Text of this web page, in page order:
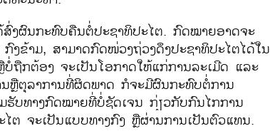
ງ​ຜົນ​ກະທົບ​ຄືນຕໍ່​ປະຊາທິປະ​ໄຕ. ກົດໝາຍ​ອາດ​ຈະ​
ຂ້າມ, ສາມາດ​ກົດ​ໜ່ວງ​ຖ່ວງ​ດຶງປະຊາທິປະ​ໄຕ​ໄດ້ໃນ
ຖືກຕ້ອງ ຈະເປັນໂອກາດໃຫ້ແກ່ການລະເມີດ ແລະ
ຫຼື​ຕຸລາການ​ທີ່​ຜິດພາດ ກໍ​ຈະ​ມີ​ຜົນ​ກະທົບ​ຕໍ່​ການ​
ຮັບທາງກົດໝາຍທີ່ບໍ່ຊັດເຈນ ກ່ຽວ​ກັບ​ກົນ​ໄກ​ການ
ຕ ຈະ​ເປັນ​ແບບ​ທາງ​ກົງ ຫຼືຜ່ານ​ການເປັນຕົວແທນ.